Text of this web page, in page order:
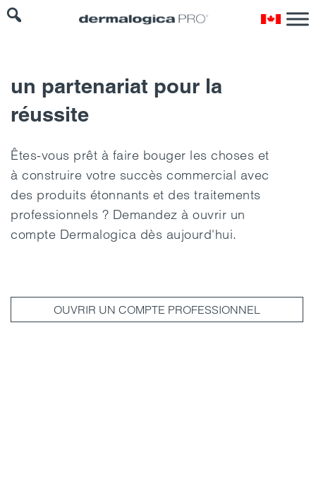
un partenariat pour la
réussite
Êtes-vous prêt à faire bouger les choses et
à construire votre succès commercial avec
des produits étonnants et des traitements
professionnels ? Demandez à ouvrir un
compte Dermalogica dès aujourd'hui.
OUVRIR UN COMPTE PROFESSIONNEL